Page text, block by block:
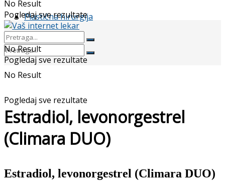
Plastična hirurgija
No Result
Pogledaj sve rezultate
No Result
Pogledaj sve rezultate
No Result
Pogledaj sve rezultate
Estradiol, levonorgestrel
(Climara DUO)
Estradiol, levonorgestrel (Climara DUO)